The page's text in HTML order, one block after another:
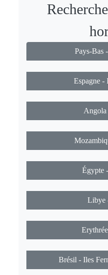
Pays-Bas
Espagne -
Angola
Égypte
Libye
Brésil - Iles